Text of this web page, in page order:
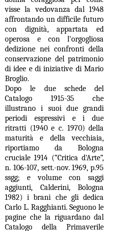
visse la vedovanza dal 1948
affrontando un difficile futuro
con dignità, appartata ed
operosa e con l'orgogliosa
dedizione nei confronti della
conservazione del patrimonio
di idee e di iniziative di Mario
Broglio.
Dopo le due schede del
Catalogo 1915-35 che
illustrano i suoi due grandi
periodi espressivi e i due
ritratti (1940 e c. 1970) della
maturità e della vecchiaia,
riportiamo da Bologna
cruciale 1914 (“Critica d'Arte”,
n. 106-107, sett.-nov. 1969, p.95
ssgg; e volume con saggi
aggiunti, Calderini, Bologna
1982) i brani che gli dedica
Carlo L. Ragghianti. Seguono le
pagine che la riguardano dal
Catalogo della Primaverile